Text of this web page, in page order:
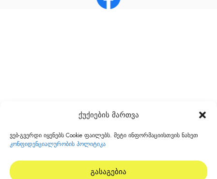
ქუქიების მართვა
ვებ-გვერდი იყენებს Cookie ფაილებს. მეტი ინფორმაციისთვის ნახეთ
კონფიდენციალურობის პოლიტიკა
გასაგებია